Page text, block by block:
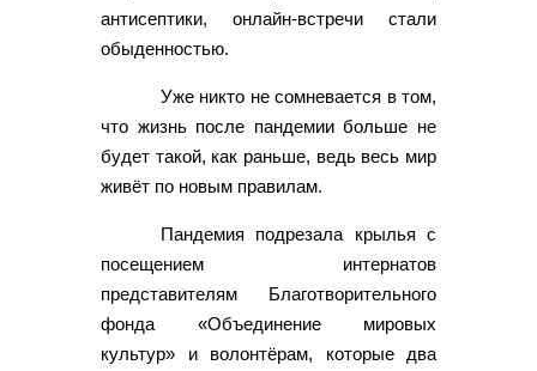
антисептики, онлайн-встречи стали
обыденностью.
Уже никто не сомневается в том,
что жизнь после пандемии больше не
будет такой, как раньше, ведь весь мир
живёт по новым правилам.
Пандемия подрезала крылья с
посещением интернатов
представителям Благотворительного
фонда «Объединение мировых
культур» и волонтёрам, которые два